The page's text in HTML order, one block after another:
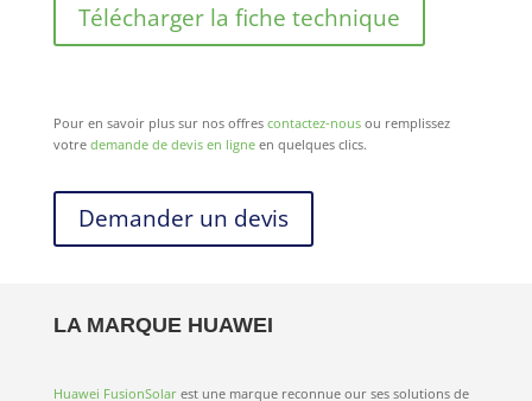
Télécharger la fiche technique
Pour en savoir plus sur nos offres contactez-nousou remplissez
votre demande de devis en ligne en quelques clics.
Demander un devis
LA MARQUE HUAWEI
Huawei FusionSolarest une marque reconnue our ses solutions de